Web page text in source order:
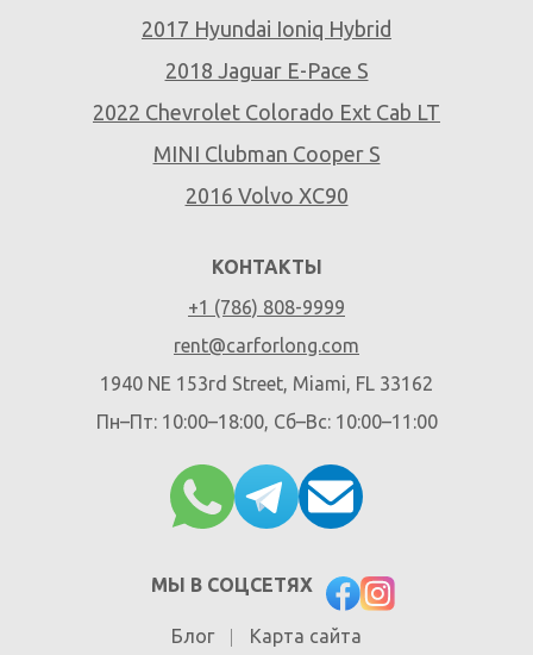
2017 Hyundai Ioniq Hybrid
2018 Jaguar E-Pace S
2022 Chevrolet Colorado Ext Cab LT
MINI Clubman Cooper S
2016 Volvo XC90
КОНТАКТЫ
+1 (786) 808-9999
rent@carforlong.com
1940 NE 153rd Street, Miami, FL 33162
Пн–Пт: 10:00–18:00, Сб–Вс: 10:00–11:00
МЫ В СОЦСЕТЯХ
Блог Карта сайта